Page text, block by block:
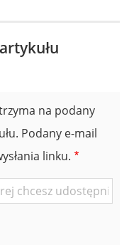
na podany
Podany e-mail
linku.